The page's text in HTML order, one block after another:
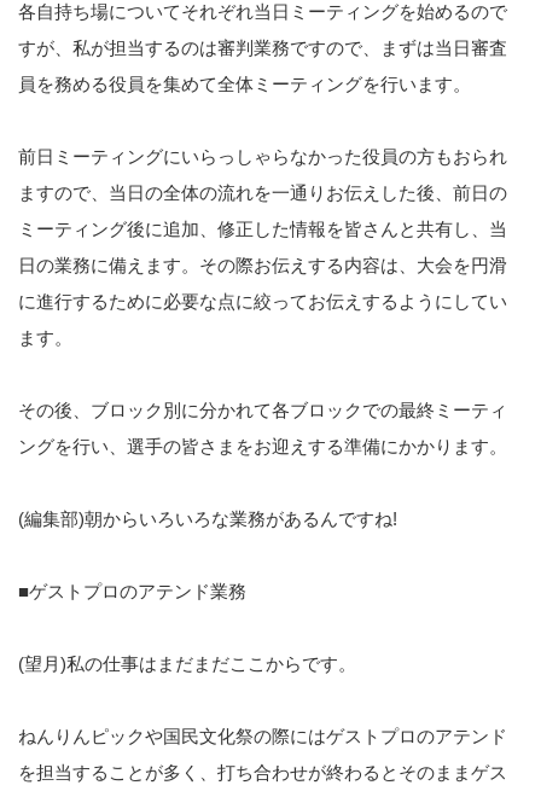
各自持ち場についてそれぞれ当日ミーティングを始めるので
すが、私が担当するのは審判業務ですので、まずは当日審査
員を務める役員を集めて全体ミーティングを行います。
前日ミーティングにいらっしゃらなかった役員の方もおられ
ますので、当日の全体の流れを一通りお伝えした後、前日の
ミーティング後に追加、修正した情報を皆さんと共有し、当
日の業務に備えます。その際お伝えする内容は、大会を円滑
に進行するために必要な点に絞ってお伝えするようにしてい
ます。
その後、ブロック別に分かれて各ブロックでの最終ミーティ
ングを行い、選手の皆さまをお迎えする準備にかかります。
(編集部)朝からいろいろな業務があるんですね!
■ゲストプロのアテンド業務
(望月)私の仕事はまだまだここからです。
ねんりんピックや国民文化祭の際にはゲストプロのアテンド
を担当することが多く、打ち合わせが終わるとそのままゲス